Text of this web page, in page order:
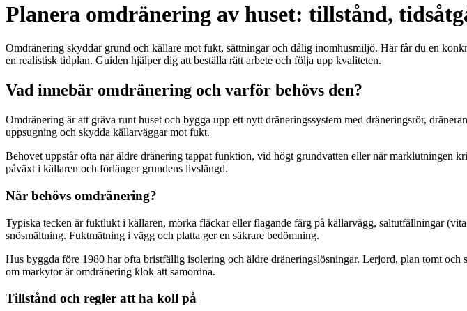
Planera omdränering av huset: tillstånd,
Omdränering skyddar grund och källare mot fukt, sättningar och dålig inomhusmiljö. Här får du en
en realistisk tidplan. Guiden hjälper dig att beställa rätt arbete och följa upp kvaliteten.
Vad innebär omdränering och varför behövs den?
Omdränering är att gräva runt huset och bygga upp ett nytt dräneringssystem med dräneringsrör,
uppsugning och skydda källarväggar mot fukt.
Behovet uppstår ofta när äldre dränering tappat funktion, vid högt grundvatten eller när
påväxt i källaren och förlänger grundens livslängd.
När behövs omdränering?
Typiska tecken är fuktlukt i källaren, mörka fläckar eller flagande färg på källarvägg, saltutfällningar
snösmältning. Fuktmätning i vägg och platta ger en säkrare bedömning.
Hus byggda före 1980 har ofta bristfällig isolering och äldre dräneringslösningar. Lerjord, plan tomt
om markytor är omdränering klok att samordna.
Tillstånd och regler att ha koll på